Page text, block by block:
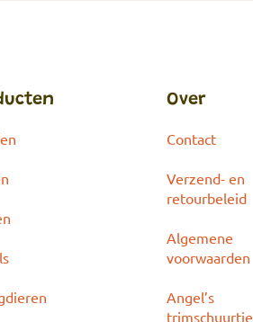
Over
Contact
Verzend- en
retourbeleid
Algemene
voorwaarden
Angel’s
trimschuurtje